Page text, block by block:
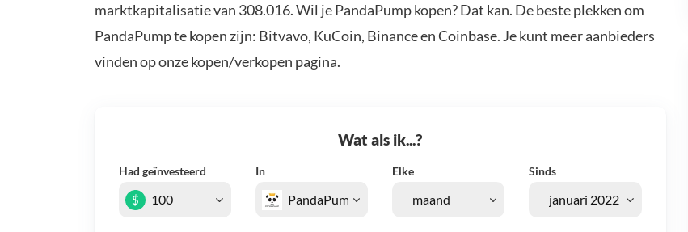
marktkapitalisatie van 308.016. Wil je PandaPump kopen? Dat kan. De beste plekken om
PandaPump te kopen zijn: Bitvavo, KuCoin, Binance en Coinbase. Je kunt meer aanbieders
vinden op onze kopen/verkopen pagina.
Wat als ik...?
Had geïnvesteerd In Elke Sinds
$